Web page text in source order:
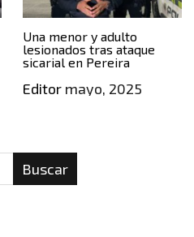
Una menor y adulto
lesionados tras ataque
sicarial en Pereira
Editormayo, 2025
Buscar